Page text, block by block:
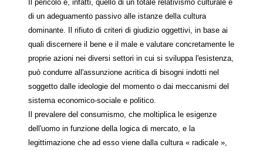
Il pericolo è, infatti, quello di un totale relativismo culturale e
di un adeguamento passivo alle istanze della cultura
dominante. Il rifiuto di criteri di giudizio oggettivi, in base ai
quali discernere il bene e il male e valutare concretamente le
proprie azioni nei diversi settori in cui si sviluppa l'esistenza,
può condurre all'assunzione acritica di bisogni indotti nel
soggetto dalle ideologie del momento o dai meccanismi del
sistema economico-sociale e politico.
Il prevalere del consumismo, che moltiplica le esigenze
dell'uomo in funzione della logica di mercato, e la
legittimazione che ad esso viene dalla cultura « radicale »,